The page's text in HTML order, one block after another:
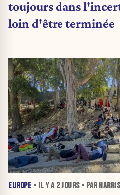
toujours dans
loin d'être terminée
EUROPE • IL Y A 2 JOURS• PAR